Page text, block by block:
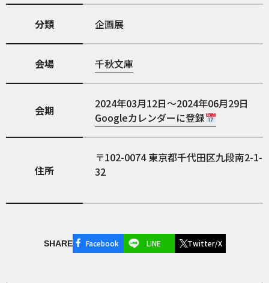
分類 企画展
会場 千秋文庫
会期
2024年03月12日～2024年06月29日
Googleカレンダーに登録
住所
102-0074東京都千代田区九段南2-1-
32
SHARE Facebook LINE Twitter/X